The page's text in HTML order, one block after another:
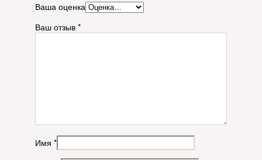
Ваша оценка
Ваш отзыв *
Имя *